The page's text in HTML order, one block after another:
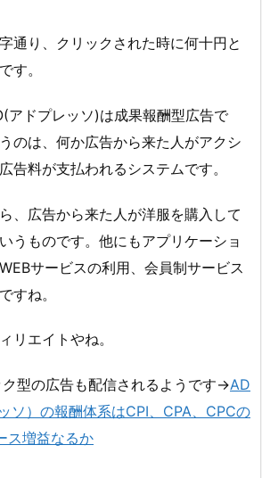
通り、クリックされた時に何十円と
す。
アドプレッソ)は成果報酬型広告で
のは、何か広告から来た人がアクシ
告料が支払われるシステムです。
、広告から来た人が洋服を購入して
うものです。他にもアプリケーショ
サービスの利用、会員制サービス
すね。
リエイトやね。
型の広告も配信されるようです→AD
ソ）の報酬体系はCPI、CPA、CPCの
ス増益なるか